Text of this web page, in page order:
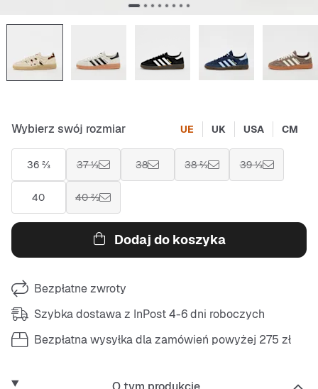
Wybierz swój rozmiar UE UK USA CM
36 ⅔ 37 ⅓ 38 38 ⅔ 39 ⅓
40 40 ⅔
Dodaj do koszyka
Bezpłatne zwroty
Szybka dostawa z InPost 4-6 dni roboczych
Bezpłatna wysyłka dla zamówień powyżej 275 zł